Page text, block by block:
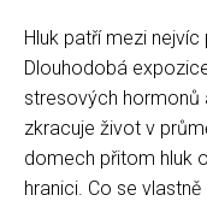
Hluk patří mezi
Dlouhodobá
stresových hormonů
zkracuje život v
domech přitom hluk
hranici. Co se